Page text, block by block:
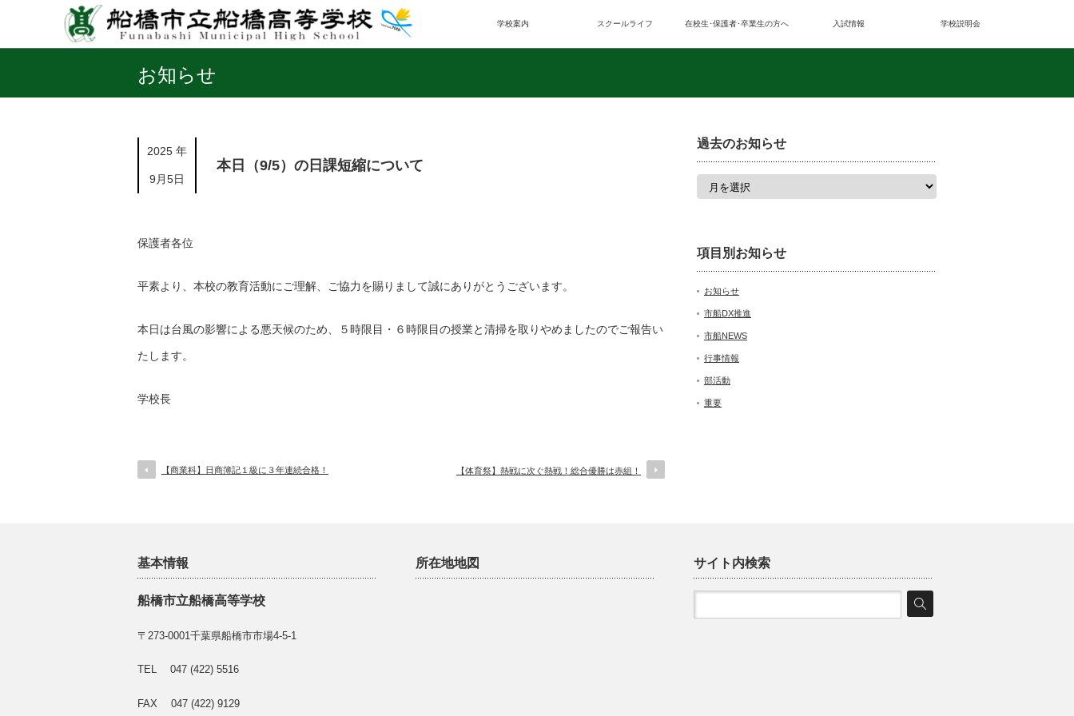
学校案内 スクールライフ 在校生･保護者･卒業生の方へ 入試情報 学校説明会
お知らせ
2025 年
9月5日
本日（9/5）の日課短縮について
保護者各位
平素より、本校の教育活動にご理解、ご協力を賜りまして誠にありがとうございます。
本日は台風の影響による悪天候のため、５時限目・６時限目の授業と清掃を取りやめましたのでご報告い
たします。
学校長
【商業科】日商簿記１級に３年連続合格！ 【体育祭】熱戦に次ぐ熱戦！総合優勝は赤組！
過去のお知らせ
項目別お知らせ
お知らせ
市船DX推進
市船NEWS
行事情報
部活動
重要
基本情報
船橋市立船橋高等学校
〒273-0001千葉県船橋市市場4-5-1
TEL 047 (422) 5516
FAX 047 (422) 9129
所在地地図 サイト内検索